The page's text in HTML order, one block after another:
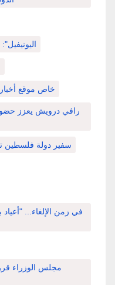
خاص موقع
رافي درويش يعزز
سفير دولة فلسطين
في زمن الإلغاء... "أعياد
مجلس الوزراء قرر